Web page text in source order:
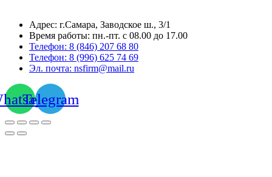
Адрес: г.Самара, Заводское ш., 3/1
Время работы: пн.-пт. с 08.00 до 17.00
Телефон: 8 (846) 207 68 80
Телефон: 8 (996) 625 74 69
Эл. почта: nsfirm@mail.ru
Telegram